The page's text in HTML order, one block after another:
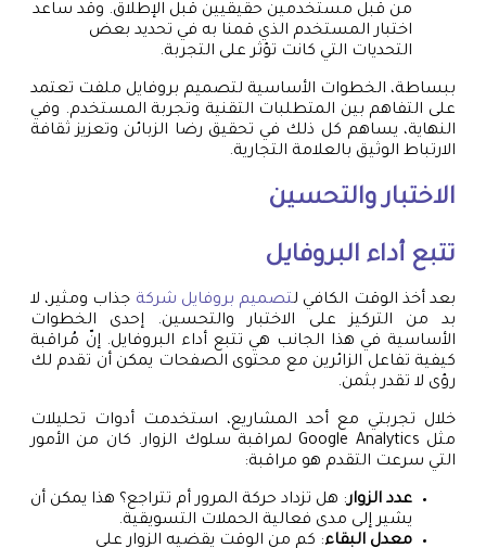
من قبل مستخدمين حقيقيين قبل الإطلاق. وقد ساعد
اختبار المستخدم الذي قمنا به في تحديد بعض
التحديات التي كانت تؤثر على التجربة.
ببساطة، الخطوات الأساسية لتصميم بروفايل ملفت تعتمد
على التفاهم بين المتطلبات التقنية وتجربة المستخدم. وفي
النهاية، يساهم كل ذلك في تحقيق رضا الزبائن وتعزيز ثقافة
الارتباط الوثيق بالعلامة التجارية.
الاختبار والتحسين
تتبع أداء البروفايل
بعد أخذ الوقت الكافي لتصميم بروفايل شركة جذاب ومثير، لا
بد من التركيز على الاختبار والتحسين. إحدى الخطوات
الأساسية في هذا الجانب هي تتبع أداء البروفايل. إنّ مُراقبة
كيفية تفاعل الزائرين مع محتوى الصفحات يمكن أن تقدم لك
رؤى لا تقدر بثمن.
خلال تجربتي مع أحد المشاريع، استخدمت أدوات تحليلات
مثل Google Analytics لمراقبة سلوك الزوار. كان من الأمور
التي سرعت التقدم هو مراقبة:
عدد الزوار: هل تزداد حركة المرور أم تتراجع؟ هذا يمكن أن
يشير إلى مدى فعالية الحملات التسويقية.
معدل البقاء: كم من الوقت يقضيه الزوار على